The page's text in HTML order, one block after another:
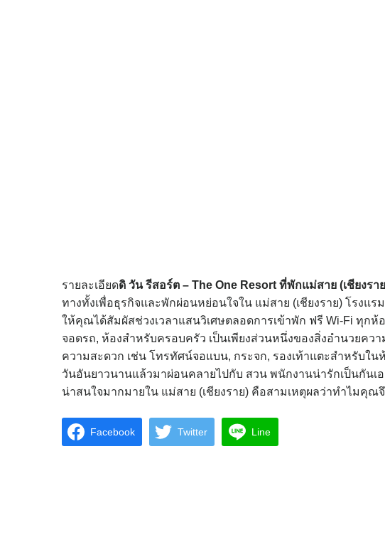
รายละเอียดดิ วัน รีสอร์ต – The One Resort ที่พักแม่สาย (เชียงรา
ทางทั้งเพื่อธุรกิจและพักผ่อนหย่อนใจใน แม่สาย (เชียงราย) โรง
ให้คุณได้สัมผัสช่วงเวลาแสนวิเศษตลอดการเข้าพัก ฟรี Wi-Fi ทุก
จอดรถ, ห้องสำหรับครอบครัว เป็นเพียงส่วนหนึ่งของสิ่งอำนวยค
ความสะดวก เช่น โทรทัศน์จอแบน, กระจก, รองเท้าแตะสำหรับใ
วันอันยาวนานแล้วมาผ่อนคลายไปกับ สวน พนักงานน่ารักเป็นกัน
น่าสนใจมากมายใน แม่สาย (เชียงราย) คือสามเหตุผลว่าทำไมคุณ
Facebook Twitter Line